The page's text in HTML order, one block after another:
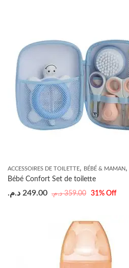
ACCESSOIRES DE TOILETTE, BÉBÉ & MAMAN,
Bébé Confort Set de toilette
359.00 د.م. 249.00 د.م. 31% Off